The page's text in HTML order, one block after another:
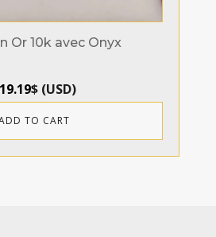
Or 10k avec Onyx
$(USD)
TO CART